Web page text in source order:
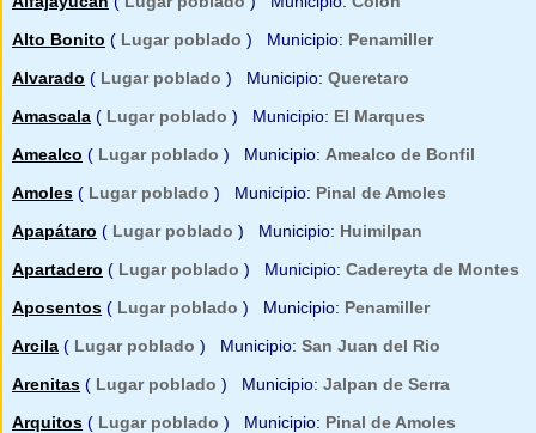
Alto Bonito ( Lugar poblado ) Municipio: Penamiller
Alvarado ( Lugar poblado ) Municipio: Queretaro
Amascala ( Lugar poblado ) Municipio: El Marques
Amealco ( Lugar poblado ) Municipio: Amealco de Bonfil
Amoles ( Lugar poblado ) Municipio: Pinal de Amoles
Apapátaro ( Lugar poblado ) Municipio: Huimilpan
Apartadero ( Lugar poblado ) Municipio: Cadereyta de Montes
Aposentos ( Lugar poblado ) Municipio: Penamiller
Arcila ( Lugar poblado ) Municipio: San Juan del Rio
Arenitas ( Lugar poblado ) Municipio: Jalpan de Serra
Arquitos ( Lugar poblado ) Municipio: Pinal de Amoles